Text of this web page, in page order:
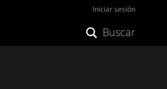
Iniciar sesión
Buscar